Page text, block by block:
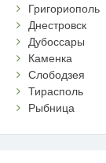
Григориополь
Днестровск
Дубоссары
Каменка
Слободзея
Тирасполь
Рыбница